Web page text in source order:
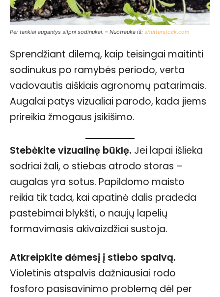
Per tankiai augantys silpni sodinukai. – Nuotrauka iš: shutterstock.com
Sprendžiant dilemą, kaip teisingai maitinti
sodinukus po ramybės periodo, verta
vadovautis aiškiais agronomų patarimais.
Augalai patys vizualiai parodo, kada jiems
prireikia žmogaus įsikišimo.
Stebėkite vizualinę būklę. Jei lapai išlieka
sodriai žali, o stiebas atrodo storas –
augalas yra sotus. Papildomo maisto
reikia tik tada, kai apatinė dalis pradeda
pastebimai blykšti, o naujų lapelių
formavimasis akivaizdžiai sustoja.
Atkreipkite dėmesį į stiebo spalvą.
Violetinis atspalvis dažniausiai rodo
fosforo pasisavinimo problemą dėl per